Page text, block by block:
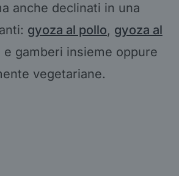
anche declinati in una
gyoza al pollo, gyoza al
e gamberi insieme oppure
vegetariane.